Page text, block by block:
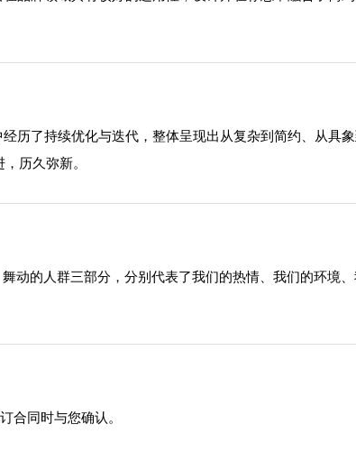
历了持续优化与迭代，整体呈现出从复杂到简约、从具
历久弥新。
动的人群三部分，分别代表了我们的热情、我们的环境
合同时与您确认。